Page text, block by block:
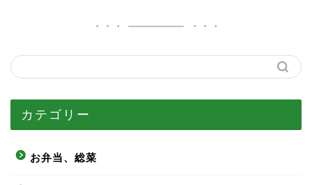
カテゴリー
お弁当、総菜